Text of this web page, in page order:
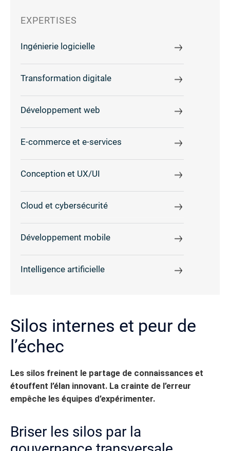
EXPERTISES
Ingénierie logicielle
Transformation digitale
Développement web
E-commerce et e-services
Conception et UX/UI
Cloud et cybersécurité
Développement mobile
Intelligence artificielle
Silos internes et peur de
l’échec
Les silos freinent le partage de connaissances et
étouffent l’élan innovant. La crainte de l’erreur
empêche les équipes d’expérimenter.
Briser les silos par la